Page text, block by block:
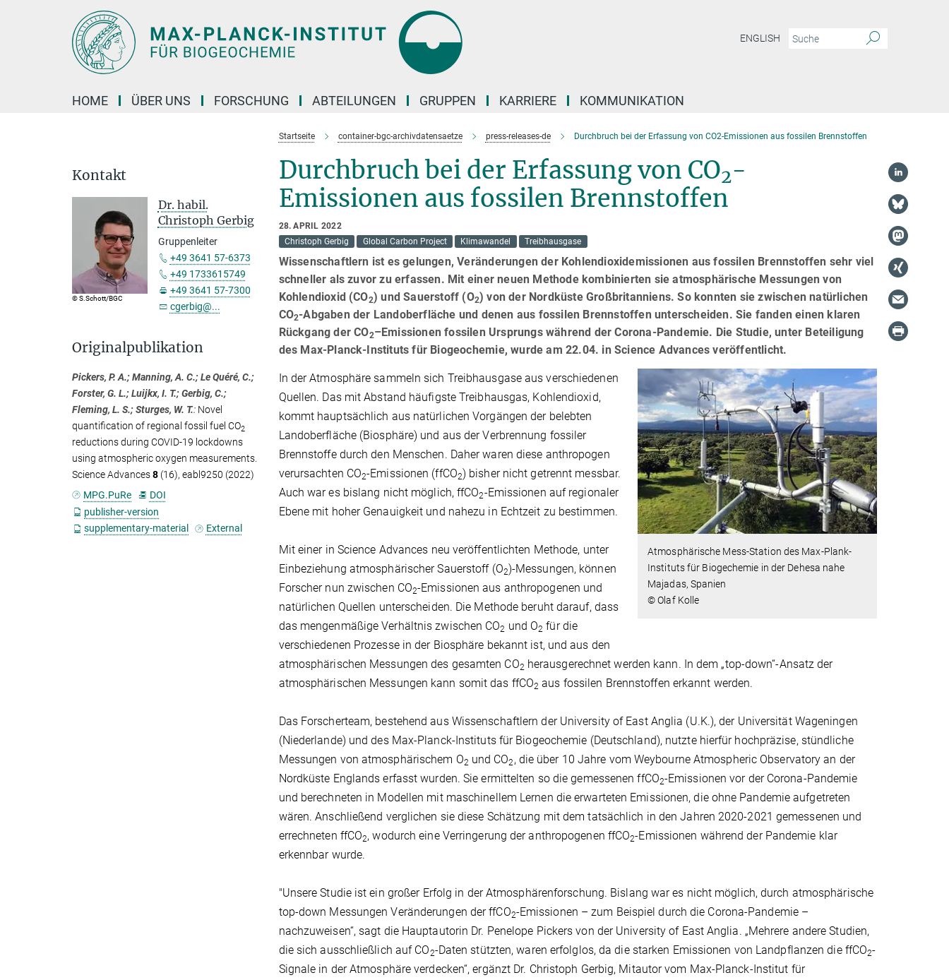
ENGLISH
HOME ÜBER UNS FORSCHUNG ABTEILUNGEN GRUPPEN KARRIERE KOMMUNIKATION
Startseite container-bgc-archivdatensaetze press-releases-de Durchbruch bei der Erfassung von CO2-Emissionen aus fossilen Brennstoffen
Durchbruch bei der Erfassung von CO2-
Emissionen aus fossilen Brennstoffen
28. APRIL 2022
Christoph Gerbig
Global Carbon Project Klimawandel Treibhausgase
Wissenschaftlern ist es gelungen, Veränderungen der Kohlendioxidemissionen aus fossilen Brennstoffen sehr viel
schneller als zuvor zu erfassen. Mit einer neuen Methode kombinierten sie atmosphärische Messungen von
Kohlendioxid (CO2) und Sauerstoff (O2) von der Nordküste Großbritanniens. So konnten sie zwischen natürlichen
CO2-Abgaben der Landoberfläche und denen aus fossilen Brennstoffen unterscheiden. Sie fanden einen klaren
Rückgang der CO2–Emissionen fossilen Ursprungs während der Corona-Pandemie. Die Studie, unter Beteiligung
des Max-Planck-Instituts für Biogeochemie, wurde am 22.04. in Science Advances veröffentlicht.
Atmosphärische Mess-Station des Max-Plank-
Instituts für Biogechemie in der Dehesa nahe
Majadas, Spanien
© Olaf Kolle
In der Atmosphäre sammeln sich Treibhausgase aus verschiedenen
Quellen. Das mit Abstand häufigste Treibhausgas, Kohlendioxid,
kommt hauptsächlich aus natürlichen Vorgängen der belebten
Landoberfläche (Biosphäre) und aus der Verbrennung fossiler
Brennstoffe durch den Menschen. Daher waren diese anthropogen
verursachten CO2-Emissionen (ffCO2) bisher nicht getrennt messbar.
Auch war es bislang nicht möglich, ffCO2-Emissionen auf regionaler
Ebene mit hoher Genauigkeit und nahezu in Echtzeit zu bestimmen.
Mit einer in Science Advances neu veröffentlichten Methode, unter
Einbeziehung atmosphärischer Sauerstoff (O2)-Messungen, können
Forscher nun zwischen CO2-Emissionen aus anthropogenen und
natürlichen Quellen unterscheiden. Die Methode beruht darauf, dass
das mengenmäßige Verhältnis zwischen CO2 und O2 für die
verschiedenen Prozesse in der Biosphäre bekannt ist, und aus den
atmosphärischen Messungen des gesamten CO2 herausgerechnet werden kann. In dem „top-down“-Ansatz der
atmosphärischen Messungen kann somit das ffCO2 aus fossilen Brennstoffen erkannt werden.
Das Forscherteam, bestehend aus Wissenschaftlern der University of East Anglia (U.K.), der Universität Wageningen
(Niederlande) und des Max-Planck-Instituts für Biogeochemie (Deutschland), nutzte hierfür hochpräzise, stündliche
Messungen von atmosphärischem O2 und CO2, die über 10 Jahre vom Weybourne Atmospheric Observatory an der
Nordküste Englands erfasst wurden. Sie ermittelten so die gemessenen ffCO2-Emissionen vor der Corona-Pandemie
und berechneten in Modellen mit maschinellem Lernen die erwarteten Emissionen, die ohne Pandemie aufgetreten
wären. Anschließend verglichen sie diese Schätzung mit dem tatsächlich in den Jahren 2020-2021 gemessenen und
errechneten ffCO2, wodurch eine Verringerung der anthropogenen ffCO2-Emissionen während der Pandemie klar
erkennbar wurde.
"Unsere Studie ist ein großer Erfolg in der Atmosphärenforschung. Bislang war es nicht möglich, durch atmosphärische
top-down Messungen Veränderungen der ffCO2-Emissionen – zum Beispiel durch die Corona-Pandemie –
nachzuweisen“, sagt die Hauptautorin Dr. Penelope Pickers von der University of East Anglia. „Mehrere andere Studien,
die sich ausschließlich auf CO2-Daten stützten, waren erfolglos, da die starken Emissionen von Landpflanzen die ffCO2-
Signale in der Atmosphäre verdecken“, ergänzt Dr. Christoph Gerbig, Mitautor vom Max-Planck-Institut für
Kontakt
© S.Schott/BGC
Dr. habil.
Christoph Gerbig
Gruppenleiter
+49 3641 57-6373
+49 1733615749
+49 3641 57-7300
cgerbig@...
Originalpublikation
Pickers, P. A.; Manning, A. C.; Le Quéré, C.;
Forster, G. L.; Luijkx, I. T.; Gerbig, C.;
Fleming, L. S.; Sturges, W. T.: Novel
quantification of regional fossil fuel CO2
reductions during COVID-19 lockdowns
using atmospheric oxygen measurements.
Science Advances8 (16), eabl9250 (2022)
MPG.PuRe
DOI
publisher-version
supplementary-material
External